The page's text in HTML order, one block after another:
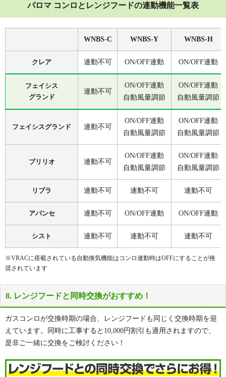
パロマ コンロとレンジフードの連動機能一覧表
WNBS-C WNBS-Y WNBS-H
クレア 連動不可 ON/OFF連動 ON/OFF連動
フェイシス
グランド
連動不可
ON/OFF連動
自動風量調節
ON/OFF連動
自動風量調節
フェイシスグランド 連動不可
ON/OFF連動
自動風量調節
ON/OFF連動
自動風量調節
ブリリオ 連動不可
ON/OFF連動
自動風量調節
ON/OFF連動
自動風量調節
リプラ 連動不可 連動不可 連動不可
アバンセ 連動不可 ON/OFF連動 ON/OFF連動
シスト 連動不可 連動不可 連動不可
※VRACに搭載されている自動換気機能はコンロ連動時はOFFにすることが推
奨されています
8. レンジフードと同時交換がおすすめ！
ガスコンロが交換時期の場合、レンジフードも同じく交換時期を迎
えています。同時に工事すると10,000円割引も適用されますので、
是非ご一緒に交換をご検討ください！